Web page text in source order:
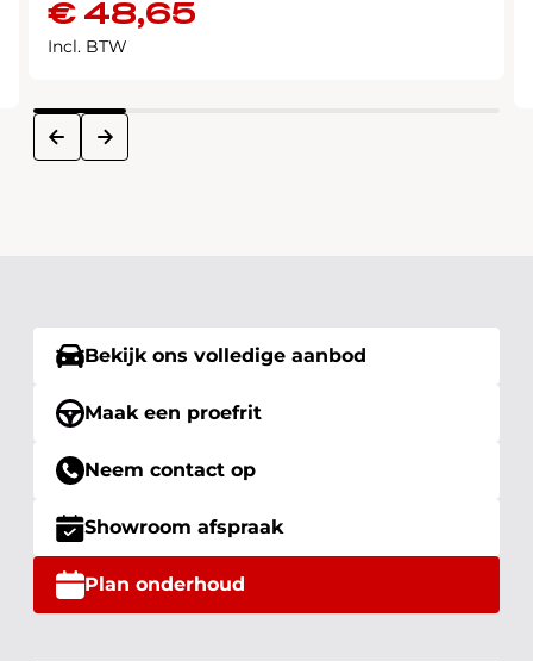
€48,65
Incl. BTW
prev next
Bekijk ons volledige aanbod
Maak een proefrit
Neem contact op
Showroom afspraak
Plan onderhoud